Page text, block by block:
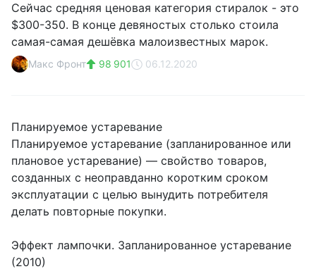
Сейчас средняя ценовая категория стиралок - это
$300-350. В конце девяностых столько стоила
самая-самая дешёвка малоизвестных марок.
Макс Фронт 98 901 06.12.2020
Планируемое устаревание
Планируемое устаревание (запланированное или
плановое устаревание) — свойство товаров,
созданных с неоправданно коротким сроком
эксплуатации с целью вынудить потребителя
делать повторные покупки.
Эффект лампочки. Запланированное устаревание
(2010)